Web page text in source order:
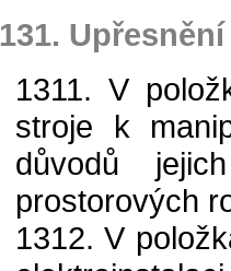
131.
1311. V
stroje k
důvodů
prostorových
1312. V